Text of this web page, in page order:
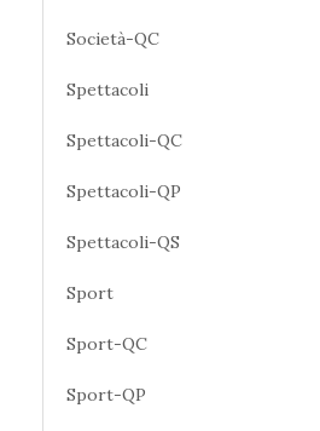
Società-QC
Spettacoli
Spettacoli-QC
Spettacoli-QP
Spettacoli-QS
Sport
Sport-QC
Sport-QP